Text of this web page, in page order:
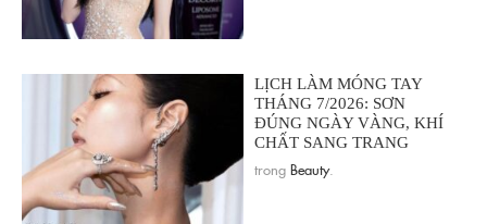
LỊCH LÀM MÓNG TAY
THÁNG 7/2026: SƠN
ĐÚNG NGÀY VÀNG, KHÍ
CHẤT SANG TRANG
trong Beauty.